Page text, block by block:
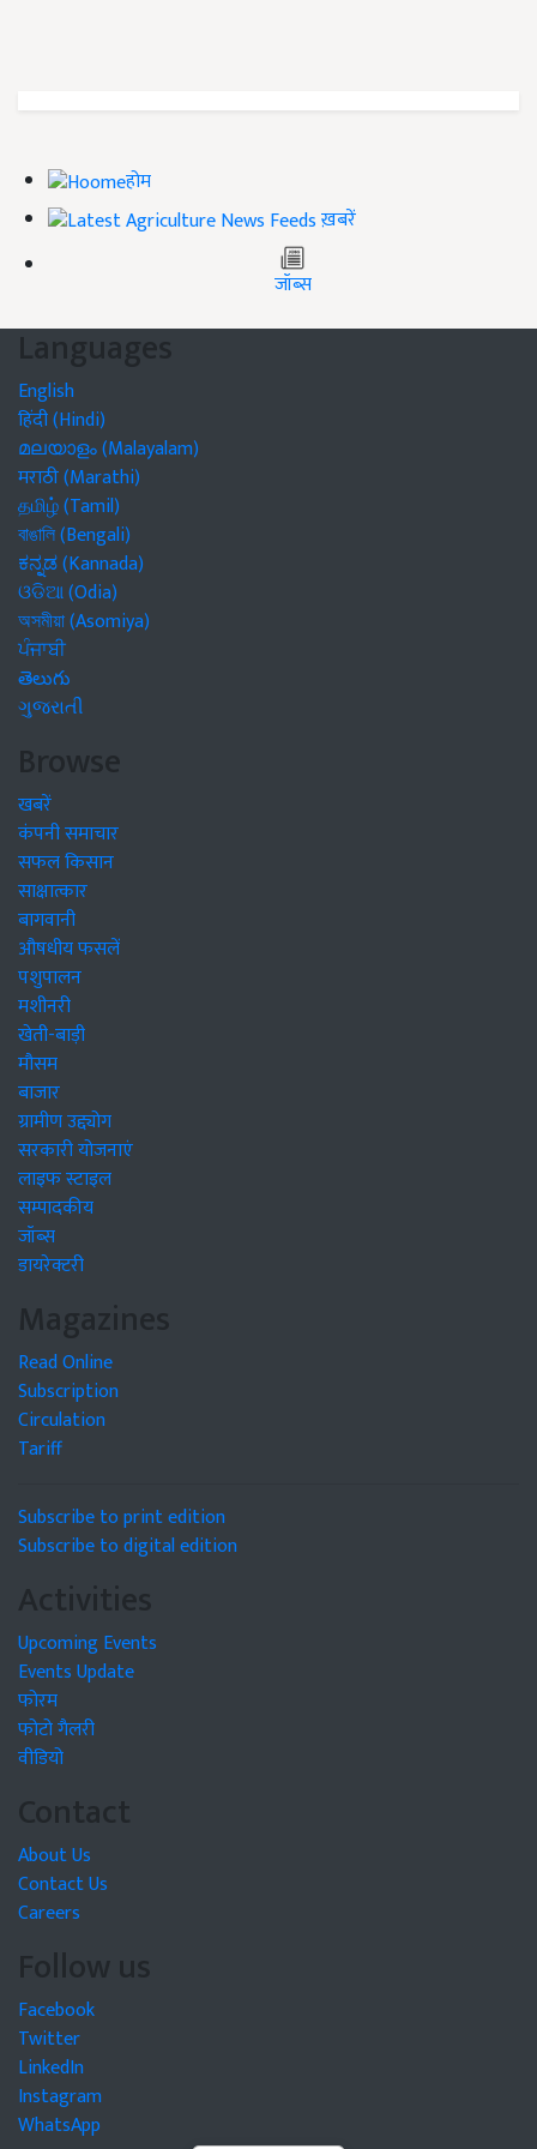
होम
ख़बरें
जॉब्स
Languages
English
हिंदी (Hindi)
മലയാളം (Malayalam)
मराठी (Marathi)
தமிழ் (Tamil)
বাঙালি (Bengali)
ಕನ್ನಡ (Kannada)
ଓଡିଆ (Odia)
অসমীয়া (Asomiya)
ਪੰਜਾਬੀ
తెలుగు
ગુજરાતી
Browse
खबरें
कंपनी समाचार
सफल किसान
साक्षात्कार
बागवानी
औषधीय फसलें
पशुपालन
मशीनरी
खेती-बाड़ी
मौसम
बाजार
ग्रामीण उद्द्योग
सरकारी योजनाएं
लाइफ स्टाइल
सम्पादकीय
जॉब्स
डायरेक्टरी
Magazines
Read Online
Subscription
Circulation
Tariff
Subscribe to print edition
Subscribe to digital edition
Activities
Upcoming Events
Events Update
फोरम
फोटो गैलरी
वीडियो
Contact
About Us
Contact Us
Careers
Follow us
Facebook
Twitter
LinkedIn
Instagram
WhatsApp